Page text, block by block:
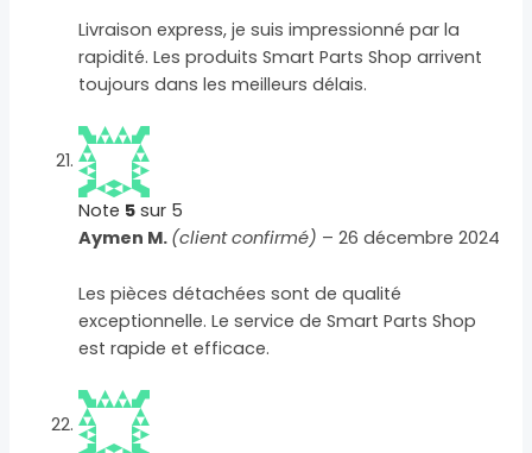
Livraison express, je suis impressionné par la
rapidité. Les produits Smart Parts Shop arrivent
toujours dans les meilleurs délais.
Note 5 sur 5
Aymen M. (client confirmé) – 26 décembre 2024
Les pièces détachées sont de qualité
exceptionnelle. Le service de Smart Parts Shop
est rapide et efficace.